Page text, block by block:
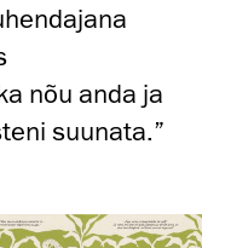
nõu anda ja
suunata.”